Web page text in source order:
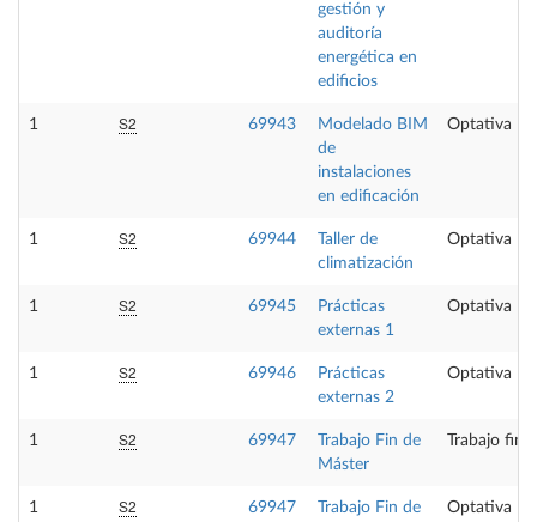
gestión y
auditoría
energética en
edificios
1 S2 69943
Modelado BIM
de
instalaciones
en edificación
Optativa
1 S2 69944
Taller de
climatización
Optativa
1 S2 69945
Prácticas
externas 1
Optativa
1 S2 69946
Prácticas
externas 2
Optativa
1 S2 69947
Trabajo Fin de
Máster
Trabajo fin
1 S2 69947
Trabajo Fin de
Optativa